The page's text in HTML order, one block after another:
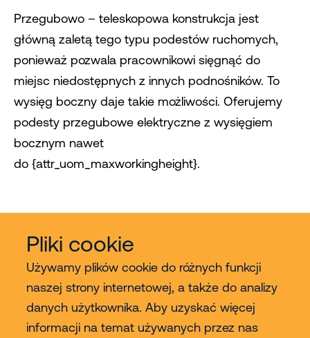
Pliki cookie
Używamy plików cookie do różnych funkcji
naszej strony internetowej, a także do analizy
danych użytkownika. Aby uzyskać więcej
informacji na temat używanych przez nas
Przegubowo – teleskopowa konstrukcja jest
główną zaletą tego typu podestów ruchomych,
ponieważ pozwala pracownikowi sięgnąć do
miejsc niedostępnych z innych podnośników. To
wysięg boczny daje takie możliwości. Oferujemy
podesty przegubowe elektryczne z wysięgiem
bocznym nawet
do {attr_uom_maxworkingheight}.
Usługi